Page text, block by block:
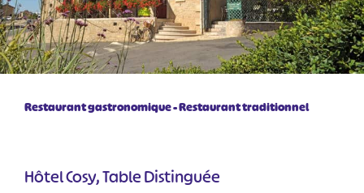
Restaurant gastronomique Restaurant traditionnel
Hôtel Cosy, Table Distinguée